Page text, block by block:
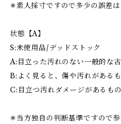
✳︎素人採寸ですので多少の誤差は
状態【A】
S:未使用品/デッドストック
A:目立った汚れのない一般的な
B:よく見ると、傷や汚れがある
C:目立つ汚れダメージがあるもの
✳︎当方独自の判断基準ですので参